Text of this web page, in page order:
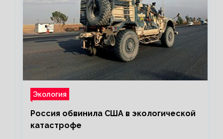
Экология
Россия обвинила США в экологической
катастрофе